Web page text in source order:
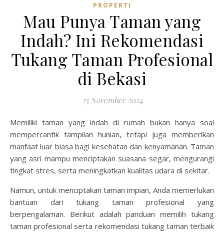
PROPERTI
Mau Punya Taman yang
Indah? Ini Rekomendasi
Tukang Taman Profesional
di Bekasi
25 November 2024
Memiliki taman yang indah di rumah bukan hanya soal
mempercantik tampilan hunian, tetapi juga memberikan
manfaat luar biasa bagi kesehatan dan kenyamanan. Taman
yang asri mampu menciptakan suasana segar, mengurangi
tingkat stres, serta meningkatkan kualitas udara di sekitar.
Namun, untuk menciptakan taman impian, Anda memerlukan
bantuan dari tukang taman profesional yang
berpengalaman. Berikut adalah panduan memilih tukang
taman profesional serta rekomendasi tukang taman terbaik